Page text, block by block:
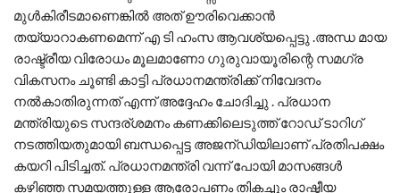
മുൾകിരീടമാണെങ്കിൽ അത് ഊരിവെക്കാൻ
തയ്യാറാകണമെന്ന് എ ടി ഹംസ ആവശ്യപ്പെട്ടു .അന്ധ മായ
രാഷ്ട്രീയ വിരോധം മൂലമാണോ ഗുരുവായൂരിന്റെ സമഗ്ര
വികസനം ചൂണ്ടി കാട്ടി പ്രധാനമന്ത്രിക്ക് നിവേദനം
നൽകാതിരുന്നത് എന്ന് അദ്ദേഹം ചോദിച്ചു . പ്രധാന
മന്ത്രിയുടെ സന്ദര്ശമനം കണക്കിലെടുത്ത് റോഡ് ടാറിഗ്
നടത്തിയതുമായി ബന്ധപ്പെട്ട അജന്ഡിയിലാണ് പ്രതിപക്ഷം
കയറി പിടിച്ചത്. പ്രധാനമന്ത്രി വന്ന് പോയി മാസങ്ങള്‍
കഴിഞ്ഞ സമയത്തുള്ള ആരോപണം തികച്ചും രാഷ്ടീയ